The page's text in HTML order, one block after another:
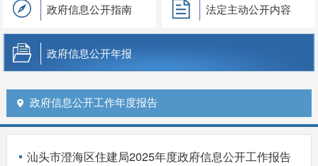
政府信息公开指南 法定主动公开内容
政府信息公开年报
 政府信息公开工作年度报告
汕头市澄海区住建局2025年度政府信息公开工作报告